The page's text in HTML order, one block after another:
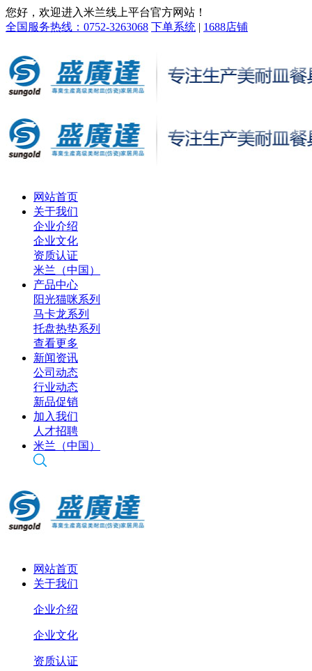
您好，欢迎进入米兰线上平台官方网站！
全国服务热线：0752-3263068 下单系统 | 1688店铺
网站首页
关于我们
企业介绍
企业文化
资质认证
米兰（中国）
产品中心
阳光猫咪系列
马卡龙系列
托盘热垫系列
查看更多
新闻资讯
公司动态
行业动态
新品促销
加入我们
人才招聘
米兰（中国）
网站首页
关于我们
企业介绍
企业文化
资质认证